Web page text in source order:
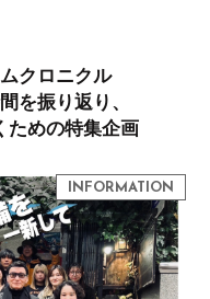
クロニクル
を振り返り、
ための特集企画